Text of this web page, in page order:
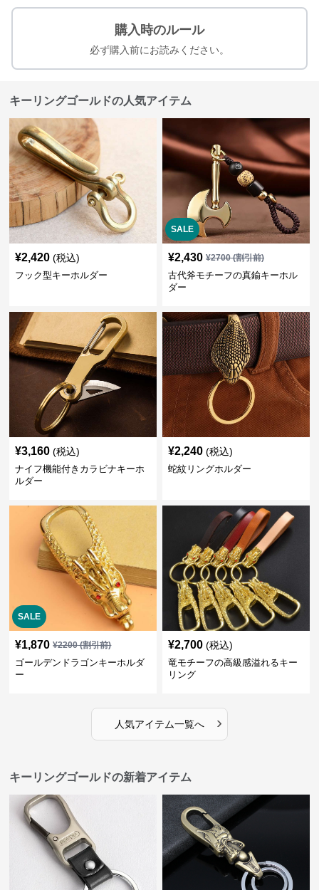
購入時のルール
必ず購入前にお読みください。
キーリングゴールドの人気アイテム
¥2,420 (税込)
フック型キーホルダー
SALE
¥2,430 ¥2700(割引前)
古代斧モチーフの真鍮キーホル
ダー
¥3,160 (税込)
ナイフ機能付きカラビナキーホ
ルダー
¥2,240 (税込)
蛇紋リングホルダー
SALE
¥1,870 ¥2200(割引前)
ゴールデンドラゴンキーホルダ
ー
¥2,700 (税込)
竜モチーフの高級感溢れるキー
リング
人気アイテム一覧へ ›
キーリングゴールドの新着アイテム